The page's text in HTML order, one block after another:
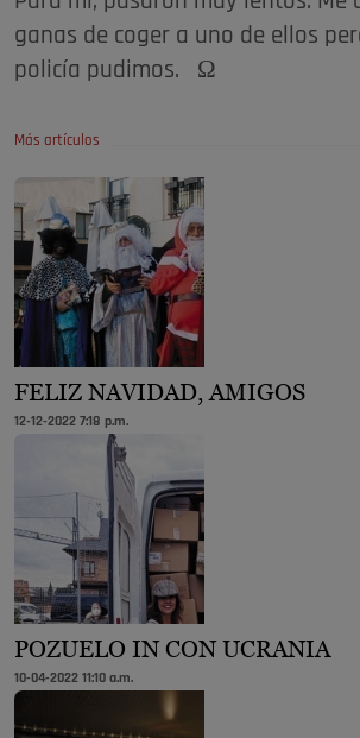
ganas de coger a uno de ellos
policía pudimos. Ω
Más artículos
FELIZ NAVIDAD, AMIGOS
12-12-2022 7:18 p.m.
POZUELO IN CON UCRANIA
10-04-2022 11:10 a.m.